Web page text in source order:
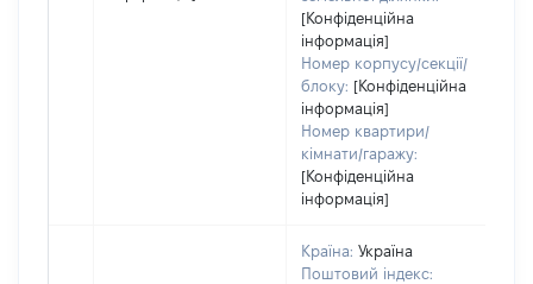
[Конфіденційна
інформація]
Номер корпусу/секції/
блоку: [Конфіденційна
інформація]
Номер квартири/
кімнати/гаражу:
[Конфіденційна
інформація]
Країна: Україна
Поштовий індекс: